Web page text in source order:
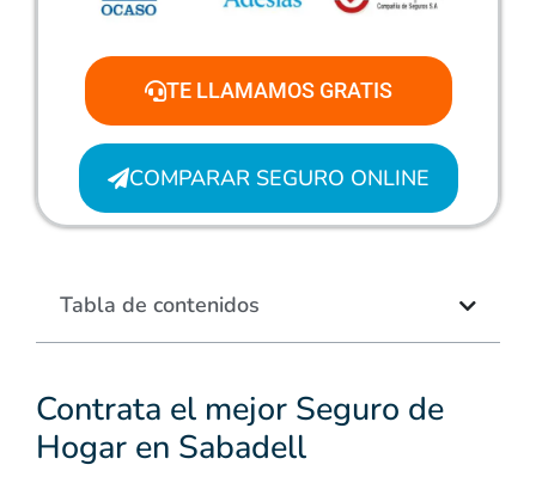
Contrata el mejor Seguro de
Hogar en Sabadell
TE LLAMAMOS GRATIS
COMPARAR SEGURO ONLINE
Tabla de contenidos